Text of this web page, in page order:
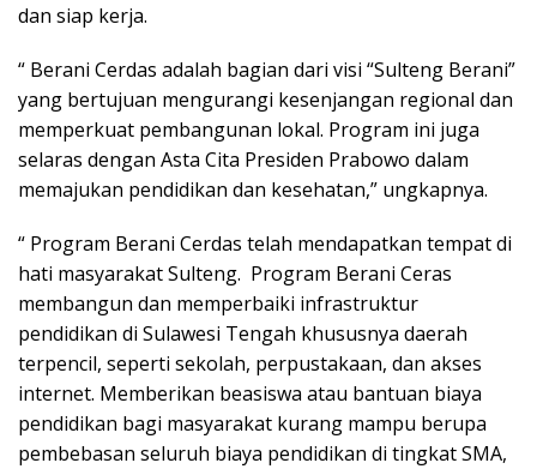
dan siap kerja.
“ Berani Cerdas adalah bagian dari visi “Sulteng Berani”
yang bertujuan mengurangi kesenjangan regional dan
memperkuat pembangunan lokal. Program ini juga
selaras dengan Asta Cita Presiden Prabowo dalam
memajukan pendidikan dan kesehatan,” ungkapnya.
“ Program Berani Cerdas telah mendapatkan tempat di
hati masyarakat Sulteng. Program Berani Ceras
membangun dan memperbaiki infrastruktur
pendidikan di Sulawesi Tengah khususnya daerah
terpencil, seperti sekolah, perpustakaan, dan akses
internet. Memberikan beasiswa atau bantuan biaya
pendidikan bagi masyarakat kurang mampu berupa
pembebasan seluruh biaya pendidikan di tingkat SMA,